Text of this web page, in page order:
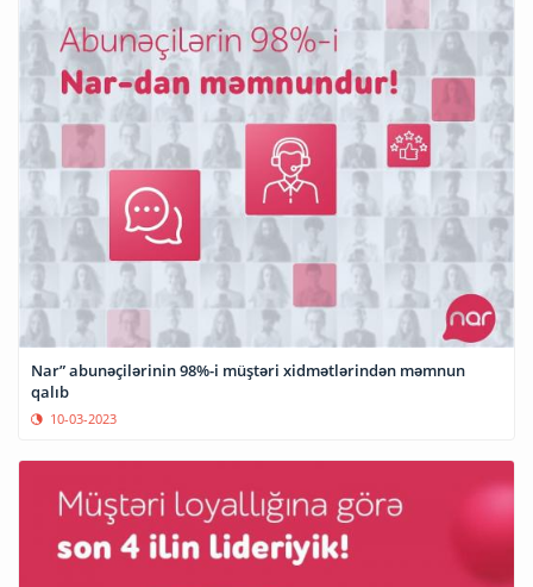
Nar” abunəçilərinin 98%-i müştəri xidmətlərindən məmnun
qalıb
10-03-2023